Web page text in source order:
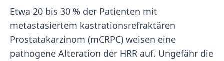
Etwa 20 bis 30 % der Patienten mit
metastasiertem kastrationsrefraktären
Prostatakarzinom (mCRPC) weisen eine
pathogene Alteration der HRR auf. Ungefähr die